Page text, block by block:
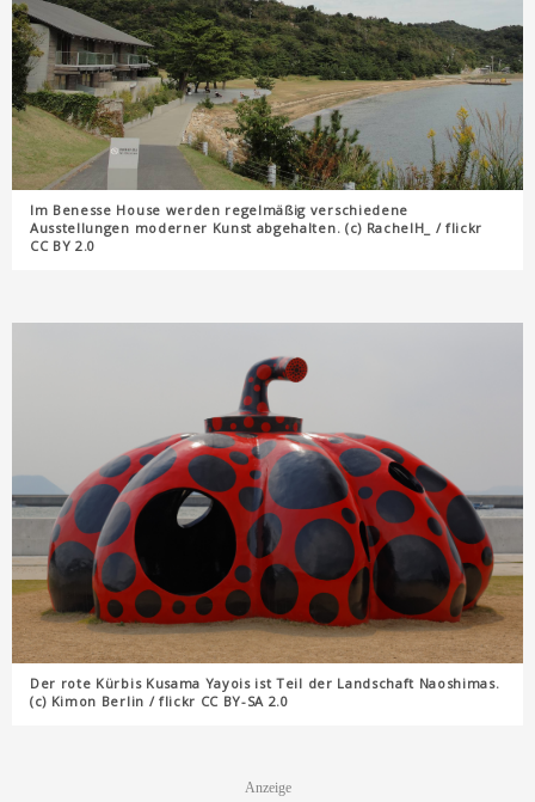
Im Benesse House werden regelmäßig verschiedene
Ausstellungen moderner Kunst abgehalten. (c) RachelH_ / flickr
CC BY 2.0
Der rote Kürbis Kusama Yayois ist Teil der Landschaft Naoshimas.
(c) Kimon Berlin / flickr CC BY-SA 2.0